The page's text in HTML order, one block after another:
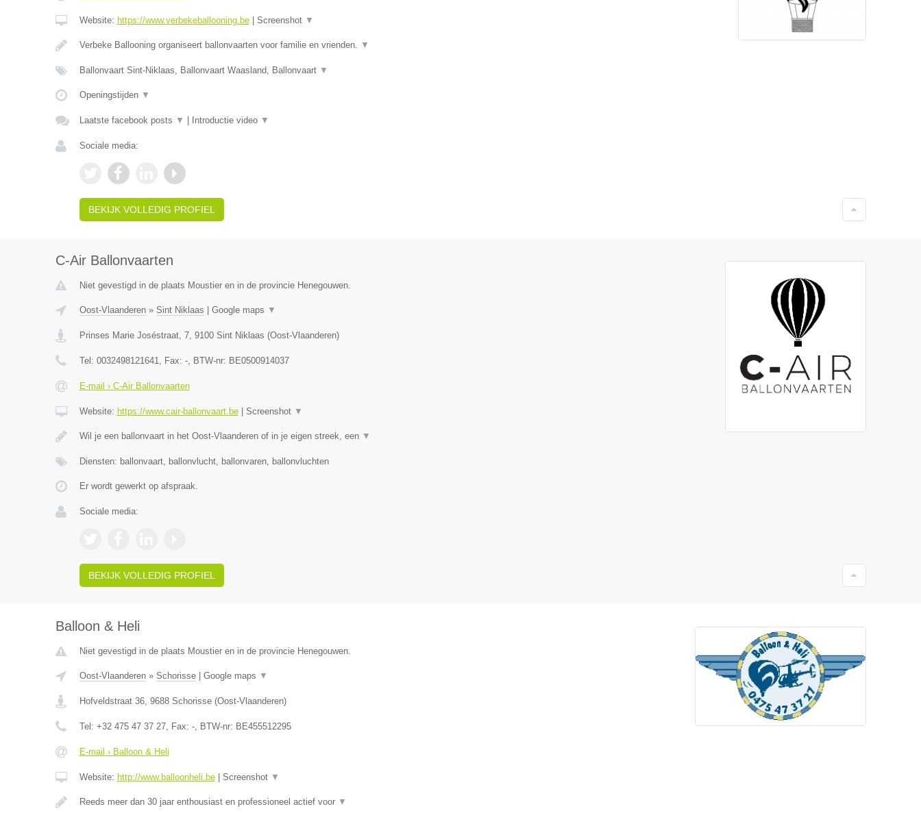
Website: https://www.verbekeballooning.be| Screenshot ▼
Verbeke Ballooning organiseert ballonvaarten voor familie en vrienden. ▼
Ballonvaart Sint-Niklaas, Ballonvaart Waasland, Ballonvaart ▼
Openingstijden ▼
Laatste facebook posts ▼ Introductie video ▼
Sociale media:
BEKIJK VOLLEDIG PROFIEL
C-Air Ballonvaarten
Niet gevestigd in de plaats Moustier en in de provincie Henegouwen.
Oost-Vlaanderen» Sint Niklaas Google maps ▼
Prinses Marie Joséstraat, 7, 9100 Sint Niklaas (Oost-Vlaanderen)
Tel: 0032498121641, Fax: -, BTW-nr: BE0500914037
E-mail › C-Air Ballonvaarten
Website: https://www.cair-ballonvaart.be| Screenshot ▼
Wil je een ballonvaart in het Oost-Vlaanderen of in je eigen streek, een ▼
Diensten: ballonvaart, ballonvlucht, ballonvaren, ballonvluchten
Er wordt gewerkt op afspraak.
Sociale media:
BEKIJK VOLLEDIG PROFIEL
Balloon & Heli
Niet gevestigd in de plaats Moustier en in de provincie Henegouwen.
Oost-Vlaanderen» Schorisse| Google maps ▼
Hofveldstraat 36, 9688 Schorisse(Oost-Vlaanderen)
Tel: +32 475 47 37 27, Fax: -, BTW-nr: BE455512295
E-mail › Balloon & Heli
Website: http://www.balloonheli.be| Screenshot ▼
Reeds meer dan 30 jaar enthousiast en professioneel actief voor ▼